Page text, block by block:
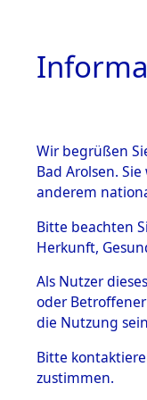
BESTÄNDE
mente
5.
5.3.1
Wir begrüßen
Bad Arolsen.
anderem
Bitte beachten
Herkunft,
Als Nutzer
oder
die Nutzung
Bitte
zustimmen.